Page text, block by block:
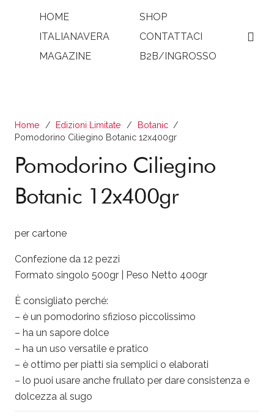
HOME
ITALIANAVERA
MAGAZINE
SHOP
CONTATTACI
B2B/INGROSSO
Home / Edizioni Limitate / Botanic /
Pomodorino Ciliegino Botanic 12x400gr
Pomodorino Ciliegino
Botanic 12x400gr
per cartone
Confezione da 12 pezzi
Formato singolo 500gr | Peso Netto 400gr
È consigliato perché:
– è un pomodorino sfizioso piccolissimo
– ha un sapore dolce
– ha un uso versatile e pratico
– è ottimo per piatti sia semplici o elaborati
– lo puoi usare anche frullato per dare consistenza e
dolcezza al sugo